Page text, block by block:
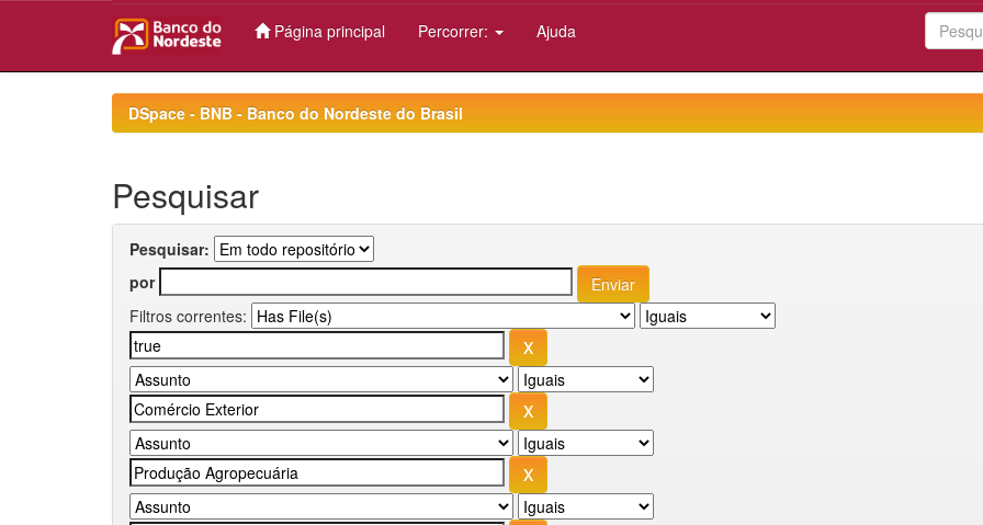
Página principal Percorrer: Ajuda
DSpace - BNB - Banco do Nordeste do Brasil
Pesquisar
Pesquisar:
por
Filtros correntes: